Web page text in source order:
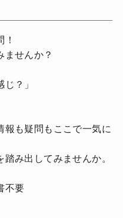
ませんか？
？」
報も疑問もここで一気に
み出してみませんか。
不要